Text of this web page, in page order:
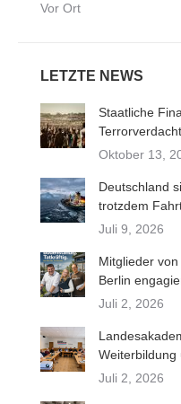
Vor Ort
LETZTE NEWS
Staatliche
Oktober 13,
Deutschland
trotzdem
Juli 9, 2026
Mitglieder
Berlin
Juli 2, 2026
Weiterbildung
Juli 2, 2026